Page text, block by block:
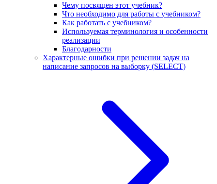
Чему посвящен этот учебник?
Что необходимо для работы с учебником?
Как работать с учебником?
Используемая терминология и особенности
реализации
Благодарности
Характерные ошибки при решении задач на
написание запросов на выборку (SELECT)